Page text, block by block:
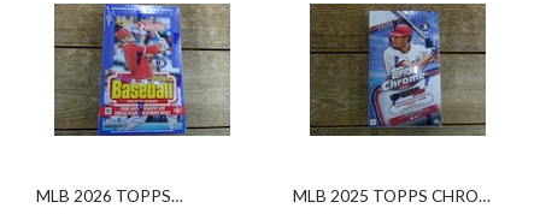
MLB 2026 TOPPS
MLB 2025 TOPPS CHROME